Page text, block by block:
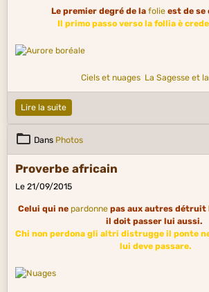
Le premier degré de la folieest de se
Il primo passo verso la follia è
Ciels et nuages La Sagesse et
Lire la suite
Dans Photos
Proverbe africain
Le 21/09/2015
Celui qui ne pardonnepas aux autres détruit
il doit passer lui aussi.
Chi non perdona gli altri distrugge il ponte
lui deve passare.